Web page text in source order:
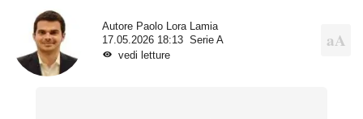
Autore Paolo Lora Lamia
17.05.2026 18:13
Serie A
vedi letture